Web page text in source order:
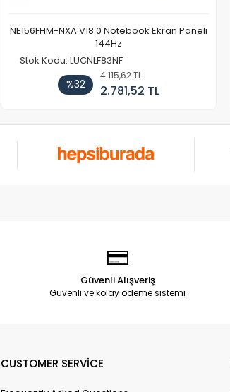
NE156FHM-NXA V18.0 Notebook Ekran Paneli
144Hz
Stok Kodu: LUCNLF83NF
%32
4.115,62 TL
2.781,52 TL
Güvenli Alışveriş
Güvenli ve kolay ödeme sistemi
CUSTOMER SERVİCE